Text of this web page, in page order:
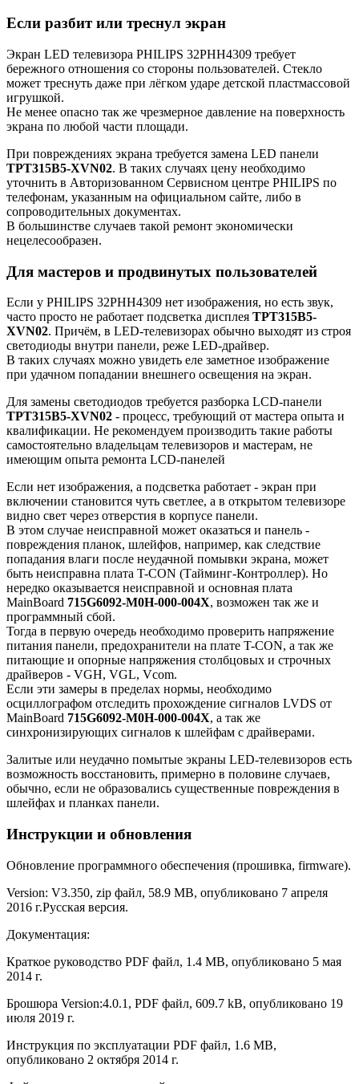
Если разбит или треснул экран
Экран LED телевизора PHILIPS 32PHH4309 требует
бережного отношения со стороны пользователей. Стекло
может треснуть даже при лёгком ударе детской пластмассовой
игрушкой.
Не менее опасно так же чрезмерное давление на поверхность
экрана по любой части площади.
При повреждениях экрана требуется замена LED панели
TPT315B5-XVN02. В таких случаях цену необходимо
уточнить в Авторизованном Сервисном центре PHILIPS по
телефонам, указанным на официальном сайте, либо в
сопроводительных документах.
В большинстве случаев такой ремонт экономически
нецелесообразен.
Для мастеров и продвинутых пользователей
Если у PHILIPS 32PHH4309 нет изображения, но есть звук,
часто просто не работает подсветка дисплея TPT315B5-
XVN02. Причём, в LED-телевизорах обычно выходят из строя
светодиоды внутри панели, реже LED-драйвер.
В таких случаях можно увидеть еле заметное изображение
при удачном попадании внешнего освещения на экран.
Для замены светодиодов требуется разборка LCD-панели
TPT315B5-XVN02 - процесс, требующий от мастера опыта и
квалификации. Не рекомендуем производить такие работы
самостоятельно владельцам телевизоров и мастерам, не
имеющим опыта ремонта LCD-панелей
Если нет изображения, а подсветка работает - экран при
включении становится чуть светлее, а в открытом телевизоре
видно свет через отверстия в корпусе панели.
В этом случае неисправной может оказаться и панель -
повреждения планок, шлейфов, например, как следствие
попадания влаги после неудачной помывки экрана, может
быть неисправна плата T-CON (Тайминг-Контроллер). Но
нередко оказывается неисправной и основная плата
MainBoard 715G6092-M0H-000-004X, возможен так же и
программный сбой.
Тогда в первую очередь необходимо проверить напряжение
питания панели, предохранители на плате T-CON, а так же
питающие и опорные напряжения столбцовых и строчных
драйверов - VGH, VGL, Vcom.
Если эти замеры в пределах нормы, необходимо
осциллографом отследить прохождение сигналов LVDS от
MainBoard 715G6092-M0H-000-004X, а так же
синхронизирующих сигналов к шлейфам с драйверами.
Залитые или неудачно помытые экраны LED-телевизоров есть
возможность восстановить, примерно в половине случаев,
обычно, если не образовались существенные повреждения в
шлейфах и планках панели.
Инструкции и обновления
Обновление программного обеспечения (прошивка, firmware).
Version: V3.350, zip файл, 58.9 MB, опубликовано 7 апреля
2016 г.Русская версия.
Документация:
Краткое руководство PDF файл, 1.4 MB, опубликовано 5 мая
2014 г.
Брошюра Version:4.0.1, PDF файл, 609.7 kB, опубликовано 19
июля 2019 г.
Инструкция по эксплуатации PDF файл, 1.6 MB,
опубликовано 2 октября 2014 г.